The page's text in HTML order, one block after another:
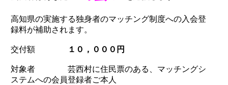
高知県の実施する独身者のマッチング制度への入会登
録料が補助されます。
交付額 １０，０００円
対象者 芸西村に住民票のある、マッチングシ
ステムへの会員登録者ご本人